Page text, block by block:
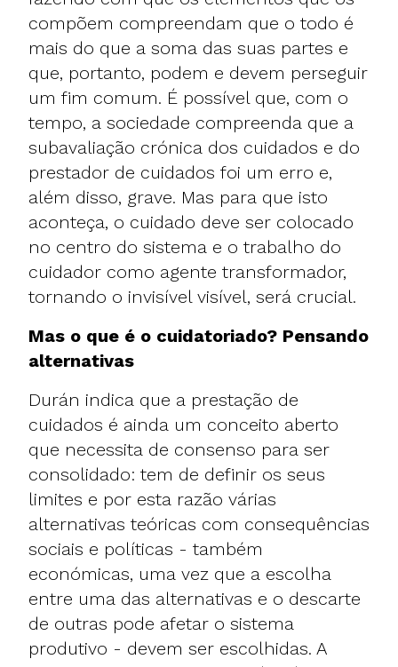
compõem compreendam que o todo é
mais do que a soma das suas partes e
que, portanto, podem e devem perseguir
um fim comum. É possível que, com o
tempo, a sociedade compreenda que a
subavaliação crónica dos cuidados e do
prestador de cuidados foi um erro e,
além disso, grave. Mas para que isto
aconteça, o cuidado deve ser colocado
no centro do sistema e o trabalho do
cuidador como agente transformador,
tornando o invisível visível, será crucial.
Mas o que é o cuidatoriado? Pensando
alternativas
Durán indica que a prestação de
cuidados é ainda um conceito aberto
que necessita de consenso para ser
consolidado: tem de definir os seus
limites e por esta razão várias
alternativas teóricas com consequências
sociais e políticas - também
económicas, uma vez que a escolha
entre uma das alternativas e o descarte
de outras pode afetar o sistema
produtivo - devem ser escolhidas. A